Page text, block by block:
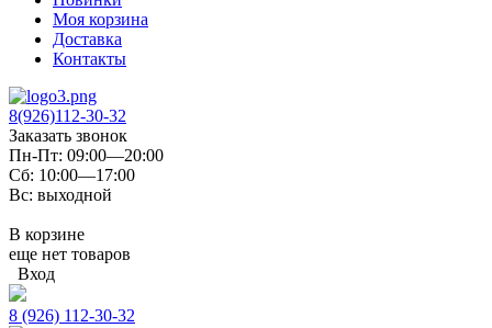
Моя корзина
Доставка
Контакты
8(926)112-30-32
Заказать звонок
Пн-Пт: 09:00—20:00
Сб: 10:00—17:00
Вс: выходной
В корзине
еще нет товаров
Вход
8 (926) 112-30-32